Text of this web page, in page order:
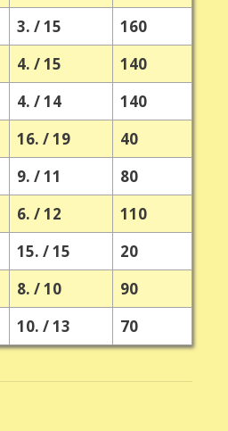
3. / 15
160
4. / 15
140
4. / 14
140
16. / 19
40
9. / 11
80
6. / 12
110
15. / 15
20
8. / 10
90
10. / 13 70